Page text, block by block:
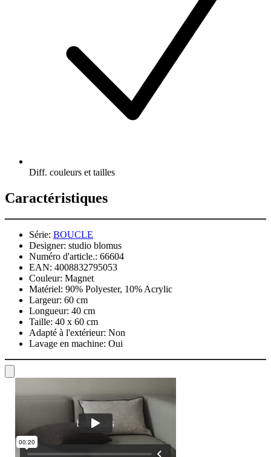
Diff. couleurs et tailles
Caractéristiques
Série: BOUCLE
Designer: studio blomus
Numéro d'article.: 66604
EAN: 4008832795053
Couleur: Magnet
Matériel: 90% Polyester, 10% Acrylic
Largeur: 60 cm
Longueur: 40 cm
Taille: 40 x 60 cm
Adapté à l'extérieur: Non
Lavage en machine: Oui